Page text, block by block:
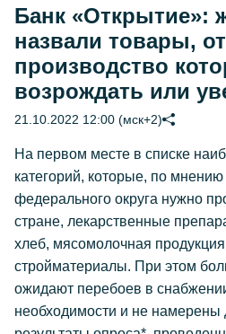
Банк «Открытие»:
назвали товары,
производство
возрождать или
21.10.2022 12:00 (мск+2)
На первом месте в списке
категорий, которые, по
федерального округа нужно
стране, лекарственные
хлеб, мясомолочная
стройматериалы. При этом
ожидают перебоев в
необходимости и не намерены